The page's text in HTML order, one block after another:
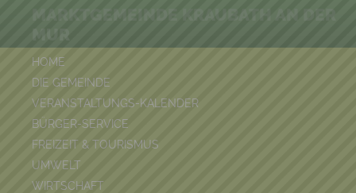
HOME
DIE GEMEINDE
VERANSTALTUNGS-KALENDER
BÜRGER-SERVICE
FREIZEIT & TOURISMUS
UMWELT
WIRTSCHAFT
MUR